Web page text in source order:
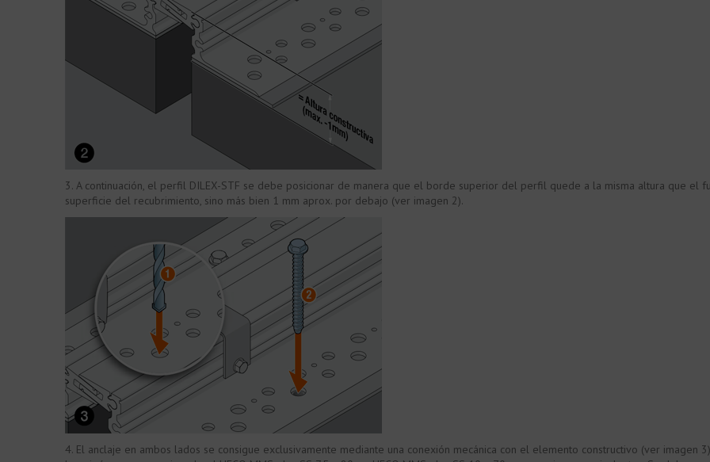
3. A continuación, el perfil DILEX-STF se debe posicionar de manera que el borde superior del perfil quede a la misma altura que el
superficie del recubrimiento, sino más bien 1 mm aprox. por debajo (ver imagen 2).
4. El anclaje en ambos lados se consigue exclusivamente mediante una conexión mecánica con el elemento constructivo (ver imagen